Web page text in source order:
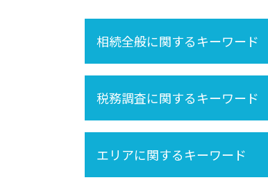
相続全般に関するキーワード
再婚 相続
節税
遺産相続 所得税
相続 不動産登記
税務調査に関するキーワード
相続税 税務調査 時期
税務調査 時期
エリアに関するキーワード